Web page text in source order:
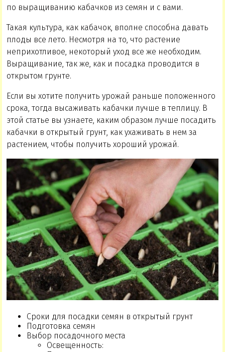
по выращиванию кабачков из семян и с вами.
Такая культура, как кабачок, вполне способна давать
плоды все лето. Несмотря на то, что растение
неприхотливое, некоторый уход все же необходим.
Выращивание, так же, как и посадка проводится в
открытом грунте.
Если вы хотите получить урожай раньше положенного
срока, тогда высаживать кабачки лучше в теплицу. В
этой статье вы узнаете, каким образом лучше посадить
кабачки в открытый грунт, как ухаживать в нем за
растением, чтобы получить хороший урожай.
Сроки для посадки семян в открытый грунт
Подготовка семян
Выбор посадочного места
Освещенность: